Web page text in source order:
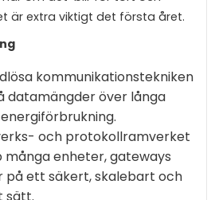
är extra viktigt det första året.
kommunikationstekniken
datamängder över långa
och protokollramverket
enheter, gateways
på ett säkert, skalebart och
sätt.